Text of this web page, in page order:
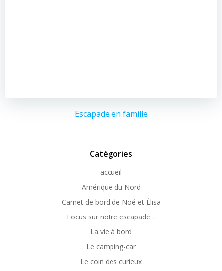
Escapade en famille
Catégories
accueil
Amérique du Nord
Carnet de bord de Noé et Élisa
Focus sur notre escapade…
La vie à bord
Le camping-car
Le coin des curieux